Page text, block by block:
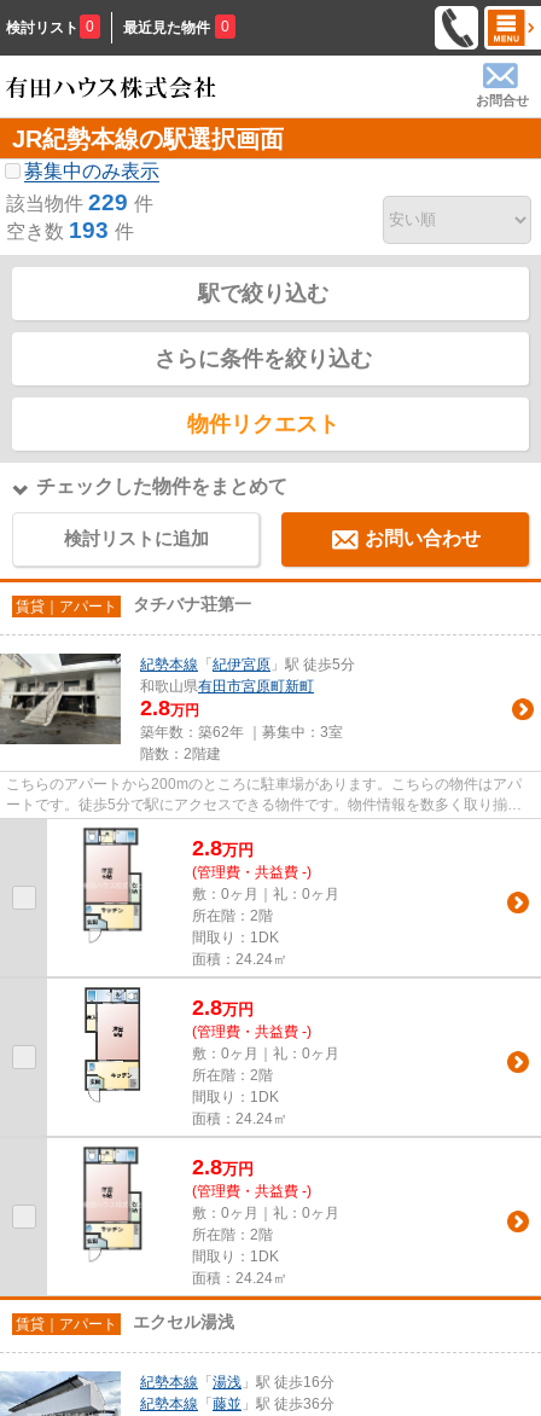
検討リスト 0 最近見た物件 0
お問合せ
JR紀勢本線の駅選択画面
募集中のみ表示
該当物件 229 件
空き数 193 件
駅で絞り込む
さらに条件を絞り込む
物件リクエスト
チェックした物件をまとめて
検討リストに追加 お問い合わせ
賃貸｜アパート タチバナ荘第一
紀勢本線 「 紀伊宮原 」駅 徒歩5分
和歌山県有田市宮原町新町
2.8万円
築年数：築62年 ｜募集中： 3室
階数：2階建
こちらのアパートから200mのところに駐車場があります。こちらの物件はアパ
ートです。徒歩5分で駅にアクセスできる物件です。物件情報を数多く取り揃え
ている有田ハウスは、お客様のラ...
2.8万円
(管理費・共益費 -)
敷：0ヶ月｜礼：0ヶ月
所在階：2階
間取り：1DK
面積：24.24㎡
2.8万円
(管理費・共益費 -)
敷：0ヶ月｜礼：0ヶ月
所在階：2階
間取り：1DK
面積：24.24㎡
2.8万円
(管理費・共益費 -)
敷：0ヶ月｜礼：0ヶ月
所在階：2階
間取り：1DK
面積：24.24㎡
賃貸｜アパート エクセル湯浅
紀勢本線 「 湯浅 」駅 徒歩16分
紀勢本線 「 藤並 」駅 徒歩36分